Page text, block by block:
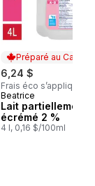
Préparé au Canada
6,24 $
Frais éco s’appliquent
Préparé au
Beatrice
Lait partiellement
écrémé 2 %
4 l, 0,16 $/100ml